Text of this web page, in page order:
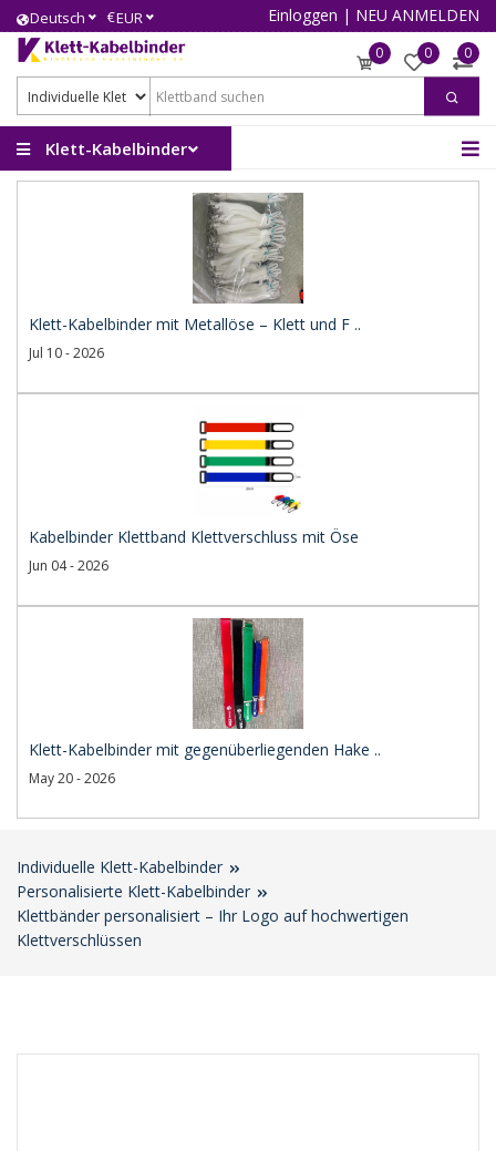
Deutsch €EUR Einloggen | NEU ANMELDEN
0 0 0
Klett-Kabelbinder
Klett-Kabelbinder mit Metallöse – Klett und F ..
Jul 10 - 2026
Kabelbinder Klettband Klettverschluss mit Öse
Jun 04 - 2026
Klett-Kabelbinder mit gegenüberliegenden Hake ..
May 20 - 2026
Individuelle Klett-Kabelbinder
Personalisierte Klett-Kabelbinder
Klettbänder personalisiert – Ihr Logo auf hochwertigen
Klettverschlüssen